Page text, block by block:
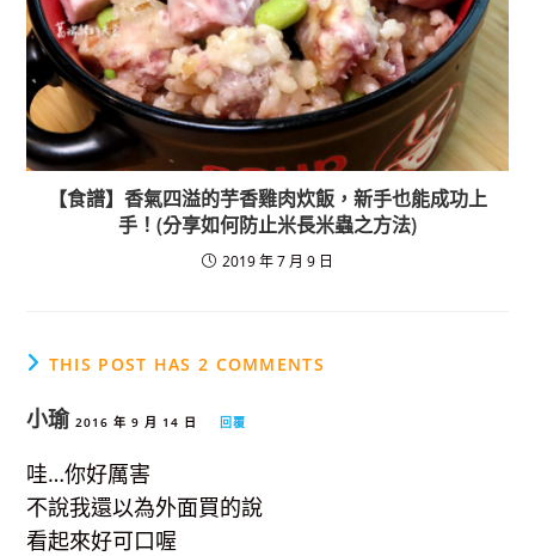
【食譜】香氣四溢的芋香雞肉炊飯，新手也能成功上
手！(分享如何防止米長米蟲之方法)
2019 年 7 月 9 日
THIS POST HAS 2 COMMENTS
小瑜 2016 年 9 月 14 日 回覆
哇…你好厲害
不說我還以為外面買的說
看起來好可口喔